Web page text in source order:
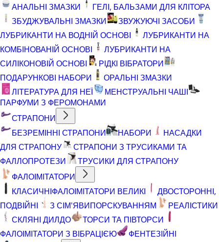
АНАЛЬНІ ЗМАЗКИ
ГЕЛІ, БАЛЬЗАМИ ДЛЯ КЛІТОРА
ЗБУДЖУВАЛЬНІ ЗМАЗКИ
ЗВУЖУЮЧІ ЗАСОБИ
ЛУБРИКАНТИ НА ВОДНІЙ ОСНОВІ
ЛУБРИКАНТИ НА
КОМБІНОВАНІЙ ОСНОВІ
ЛУБРИКАНТИ НА
СИЛІКОНОВІЙ ОСНОВІ
РІДКІ ВІБРАТОРИ
ПОДАРУНКОВІ НАБОРИ
ОРАЛЬНІ ЗМАЗКИ
ЛІТЕРАТУРА ДЛЯ НЕЇ
МЕНСТРУАЛЬНІ ЧАШІ
ПАРФУМИ З ФЕРОМОНАМИ
СТРАПОНИ
БЕЗРЕМІННІ СТРАПОНИ
НАБОРИ
НАСАДКИ
ДЛЯ СТРАПОНУ
СТРАПОНИ З ТРУСИКАМИ ТА
ФАЛЛОПРОТЕЗИ
ТРУСИКИ ДЛЯ СТРАПОНУ
ФАЛОІМІТАТОРИ
КЛАСИЧНІФАЛОІМІТАТОРИ ВЕЛИКІ
ДВОСТОРОННІ,
ПОДВІЙНІ
З СІМ'ЯВИПОРСКУВАННЯМ
РЕАЛІСТИКИ
СКЛЯНІ ДИЛДО
ТОРСИ ТА ПІВТОРСИ
ФАЛОІМІТАТОРИ З ВІБРАЦІЄЮ
ФЕНТЕЗІЙНІ